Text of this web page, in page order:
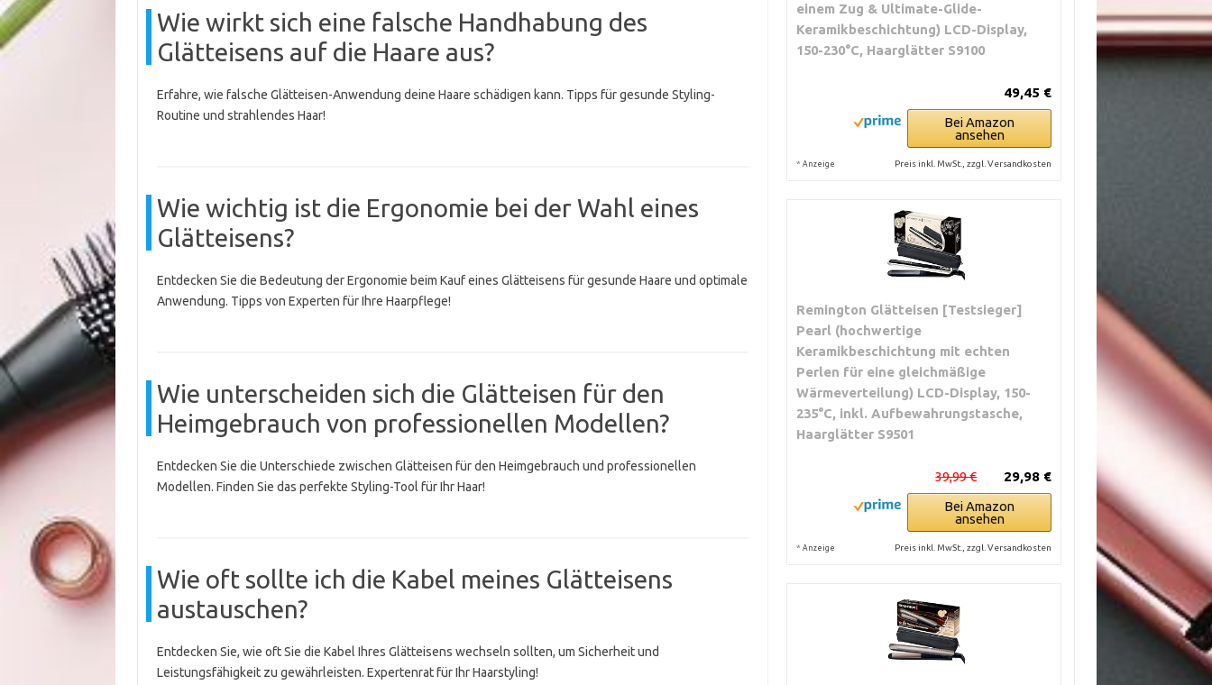
Wie wirkt sich eine falsche Handhabung des
Glätteisens auf die Haare aus?
Erfahre, wie falsche Glätteisen-Anwendung deine Haare schädigen kann. Tipps für gesunde Styling-
Routine und strahlendes Haar!
Wie wichtig ist die Ergonomie bei der Wahl eines
Glätteisens?
Entdecken Sie die Bedeutung der Ergonomie beim Kauf eines Glätteisens für gesunde Haare und optimale
Anwendung. Tipps von Experten für Ihre Haarpflege!
Wie unterscheiden sich die Glätteisen für den
Heimgebrauch von professionellen Modellen?
Entdecken Sie die Unterschiede zwischen Glätteisen für den Heimgebrauch und professionellen
Modellen. Finden Sie das perfekte Styling-Tool für Ihr Haar!
Wie oft sollte ich die Kabel meines Glätteisens
austauschen?
Entdecken Sie, wie oft Sie die Kabel Ihres Glätteisens wechseln sollten, um Sicherheit und
Leistungsfähigkeit zu gewährleisten. Expertenrat für Ihr Haarstyling!
einem Zug & Ultimate-Glide-
Keramikbeschichtung) LCD-Display,
150-230°C, Haarglätter S9100
49,45 €
Bei Amazon
ansehen
* Anzeige Preis inkl. MwSt., zzgl. Versandkosten
Remington Glätteisen [Testsieger]
Pearl (hochwertige
Keramikbeschichtung mit echten
Perlen für eine gleichmäßige
Wärmeverteilung) LCD-Display, 150-
235°C, inkl. Aufbewahrungstasche,
Haarglätter S9501
29,98 €
39,99 €
Bei Amazon
ansehen
* Anzeige Preis inkl. MwSt., zzgl. Versandkosten